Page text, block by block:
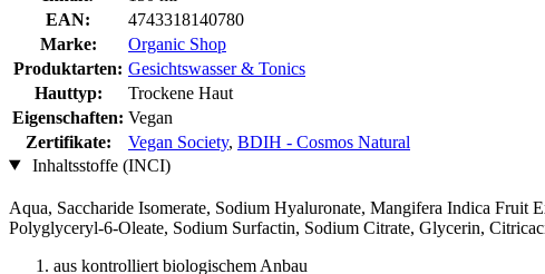
EAN:
4743318140780
Marke:
Organic Shop
Produktarten: Gesichtswasser & Tonics
Hauttyp:
Trockene Haut
Eigenschaften: Vegan
Zertifikate:
Vegan Society, BDIH - Cosmos Natural
Inhaltsstoffe (INCI)
Aqua, Saccharide Isomerate, Sodium Hyaluronate, Mangifera Indica Fruit
Polyglyceryl-6-Oleate, Sodium Surfactin, Sodium Citrate, Glycerin,
aus kontrolliert biologischem Anbau